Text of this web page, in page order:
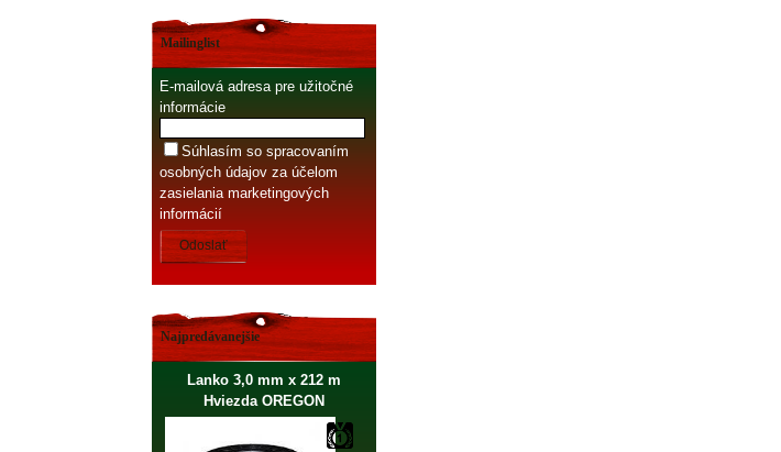
Mailinglist
E-mailová adresa pre užitočné
informácie
Súhlasím so spracovaním
osobných údajov za účelom
zasielania marketingových
informácií
Odoslať
Najpredávanejšie
Lanko 3,0 mm x 212 m
Hviezda OREGON